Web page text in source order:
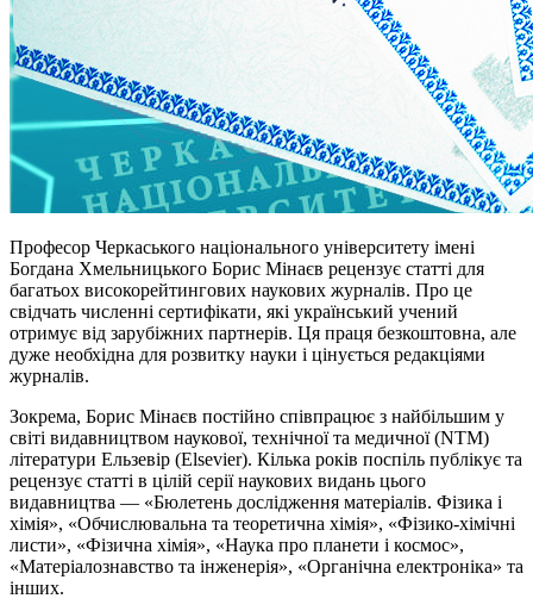
Професор Черкаського національного університету імені
Богдана Хмельницького Борис Мінаєв рецензує статті для
багатьох високорейтингових наукових журналів. Про це
свідчать численні сертифікати, які український учений
отримує від зарубіжних партнерів. Ця праця безкоштовна, але
дуже необхідна для розвитку науки і цінується редакціями
журналів.
Зокрема, Борис Мінаєв постійно співпрацює з найбільшим у
світі видавництвом наукової, технічної та медичної (NTM)
літератури Ельзевір (Elsevier). Кілька років поспіль публікує та
рецензує статті в цілій серії наукових видань цього
видавництва — «Бюлетень дослідження матеріалів. Фізика і
хімія», «Обчислювальна та теоретична хімія», «Фізико-хімічні
листи», «Фізична хімія», «Наука про планети і космос»,
«Матеріалознавство та інженерія», «Органічна електроніка» та
інших.